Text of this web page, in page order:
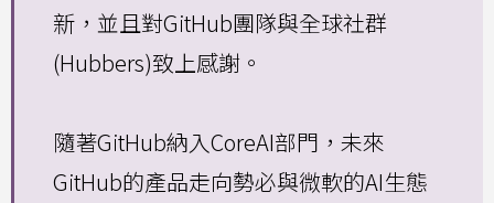
新，並且對GitHub團隊與全球社群
(Hubbers)致上感謝。
隨著GitHub納入CoreAI部門，未來
GitHub的產品走向勢必與微軟的AI生態